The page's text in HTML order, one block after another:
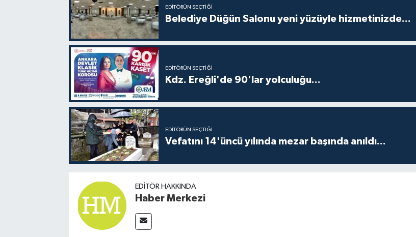
EDITÖRÜN SEÇTIĞI
Belediye Düğün Salonu yeni yüzüyle hizmetinizde...
EDITÖRÜN SEÇTIĞI
Kdz. Ereğli'de 90'lar yolculuğu...
EDITÖRÜN SEÇTIĞI
Vefatını 14'üncü yılında mezar başında anıldı...
EDITÖR HAKKINDA
Haber Merkezi